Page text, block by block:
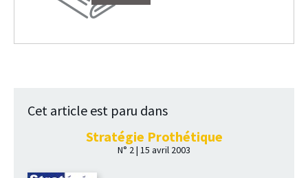
Cet article est paru dans
Stratégie Prothétique
N° 2 | 15 avril 2003